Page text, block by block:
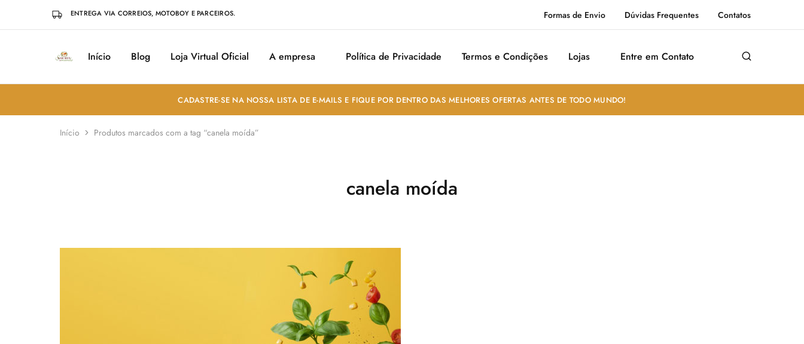
ENTREGA VIA CORREIOS, MOTOBOY E PARCEIROS. Formas de Envio Dúvidas Frequentes Contatos
Sabores
Sua
Temperos
em
João
Pessoa
Início Blog Loja Virtual Oficial A empresa Política de Privacidade Termos e Condições Lojas Entre em Contato
CADASTRE-SE NA NOSSA LISTA DE E-MAILS E FIQUE POR DENTRO DAS MELHORES OFERTAS ANTES DE TODO MUNDO!
Início Produtos marcados com a tag “canela moída”
canela moída